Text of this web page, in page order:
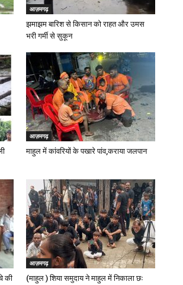
आज़मगढ़
झमाझम बारिश से किसान को राहत और उमस
भरी गर्मी से सुकून
आज़मगढ़
माहुल में कांवरियों के पखारे पांव,कराया जलपान
की
आज़मगढ़
(माहुल ) शिया समुदाय ने माहुल में निकाला छः